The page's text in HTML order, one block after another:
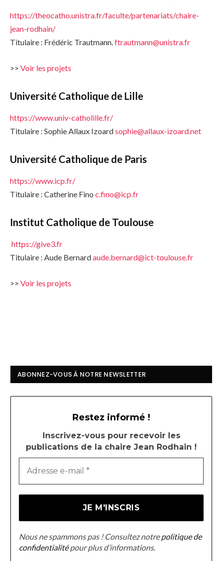
https://theocatho.unistra.fr/faculte/partenariats/chaire-
jean-rodhain/
Titulaire : Frédéric Trautmann.ftrautmann@unistra.fr
>> Voir les projets
Université Catholique de Lille
https://www.univ-catholille.fr/
Titulaire : Sophie Allaux Izoardsophie@allaux-izoard.net
Université Catholique de Paris
https://www.icp.fr/
Titulaire : Catherine Fino c.fino@icp.fr
Institut Catholique de Toulouse
https://give3.fr
Titulaire : Aude Bernardaude.bernard@ict-toulouse.fr
>> Voir les projets
ABONNEZ-VOUS À NOTRE NEWSLETTER
Restez informé !
Inscrivez-vous pour recevoir les
publications de la chaire Jean Rodhain !
Nous ne spammons pas ! Consultez notrepolitique de
confidentialitépour plus d’informations.